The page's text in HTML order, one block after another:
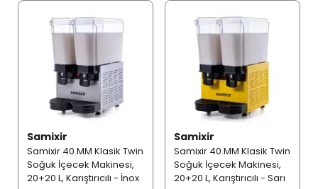
Samixir
Samixir 40.MM Klasik Twin
Soğuk İçecek Makinesi,
20+20 L, Karıştırıcılı - İnox
Samixir
Samixir 40.MM Klasik Twin
Soğuk İçecek Makinesi,
20+20 L, Karıştırıcılı - Sarı